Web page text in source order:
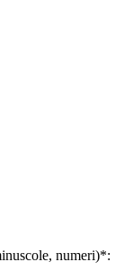
numeri)*: